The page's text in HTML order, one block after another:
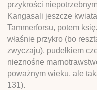
przykrości
Kangasali jeszcze
Tammerforsu, potem
właśnie przykro (bo
zwyczaju), pudełkiem
nieznośne
poważnym wieku, ale
131).